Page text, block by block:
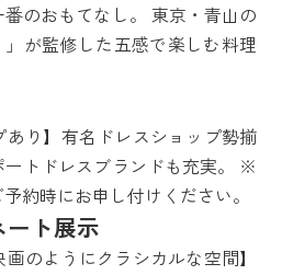
のおもてなし。 東京・青山の
」が監修した五感で楽しむ料理
あり】有名ドレスショップ勢揃
ートドレスブランドも充実。 ※
約時にお申し付けください。
ト展示
画のようにクラシカルな空間】